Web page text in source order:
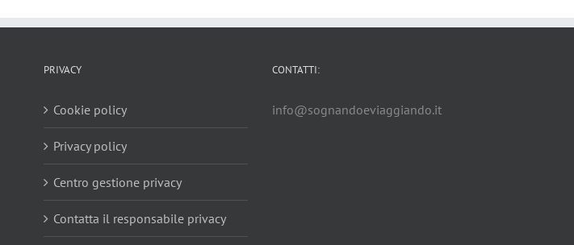
PRIVACY
Cookie policy
Privacy policy
Centro gestione privacy
Contatta il responsabile privacy
CONTATTI:
info@sognandoeviaggiando.it